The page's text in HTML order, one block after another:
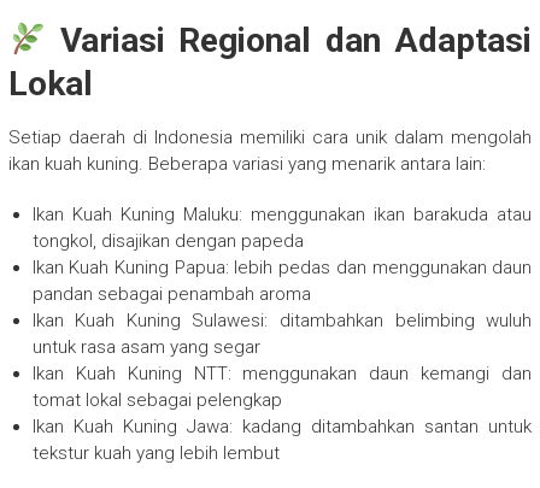
Variasi Regional dan Adaptasi
Lokal
Setiap daerah di Indonesia memiliki cara unik dalam mengolah
ikan kuah kuning. Beberapa variasi yang menarik antara lain:
Ikan Kuah Kuning Maluku: menggunakan ikan barakuda atau
tongkol, disajikan dengan papeda
Ikan Kuah Kuning Papua: lebih pedas dan menggunakan daun
pandan sebagai penambah aroma
Ikan Kuah Kuning Sulawesi: ditambahkan belimbing wuluh
untuk rasa asam yang segar
Ikan Kuah Kuning NTT: menggunakan daun kemangi dan
tomat lokal sebagai pelengkap
Ikan Kuah Kuning Jawa: kadang ditambahkan santan untuk
tekstur kuah yang lebih lembut